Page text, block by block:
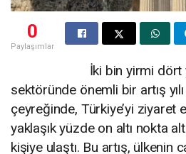
0
Paylaşımlar
İki bin yirmi dört yılı,
sektöründe önemli bir artış yılı
çeyreğinde, Türkiye’yi ziyaret
yaklaşık yüzde on altı nokta
kişiye ulaştı. Bu artış, ülkenin